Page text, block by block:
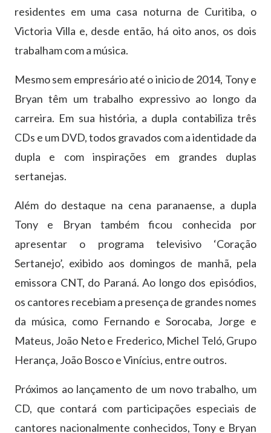
residentes em uma casa noturna de Curitiba, o
Victoria Villa e, desde então, há oito anos, os dois
trabalham com a música.
Mesmo sem empresário até o inicio de 2014, Tony e
Bryan têm um trabalho expressivo ao longo da
carreira. Em sua história, a dupla contabiliza três
CDs e um DVD, todos gravados com a identidade da
dupla e com inspirações em grandes duplas
sertanejas.
Além do destaque na cena paranaense, a dupla
Tony e Bryan também ficou conhecida por
apresentar o programa televisivo ‘Coração
Sertanejo’, exibido aos domingos de manhã, pela
emissora CNT, do Paraná. Ao longo dos episódios,
os cantores recebiam a presença de grandes nomes
da música, como Fernando e Sorocaba, Jorge e
Mateus, João Neto e Frederico, Michel Teló, Grupo
Herança, João Bosco e Vinícius, entre outros.
Próximos ao lançamento de um novo trabalho, um
CD, que contará com participações especiais de
cantores nacionalmente conhecidos, Tony e Bryan